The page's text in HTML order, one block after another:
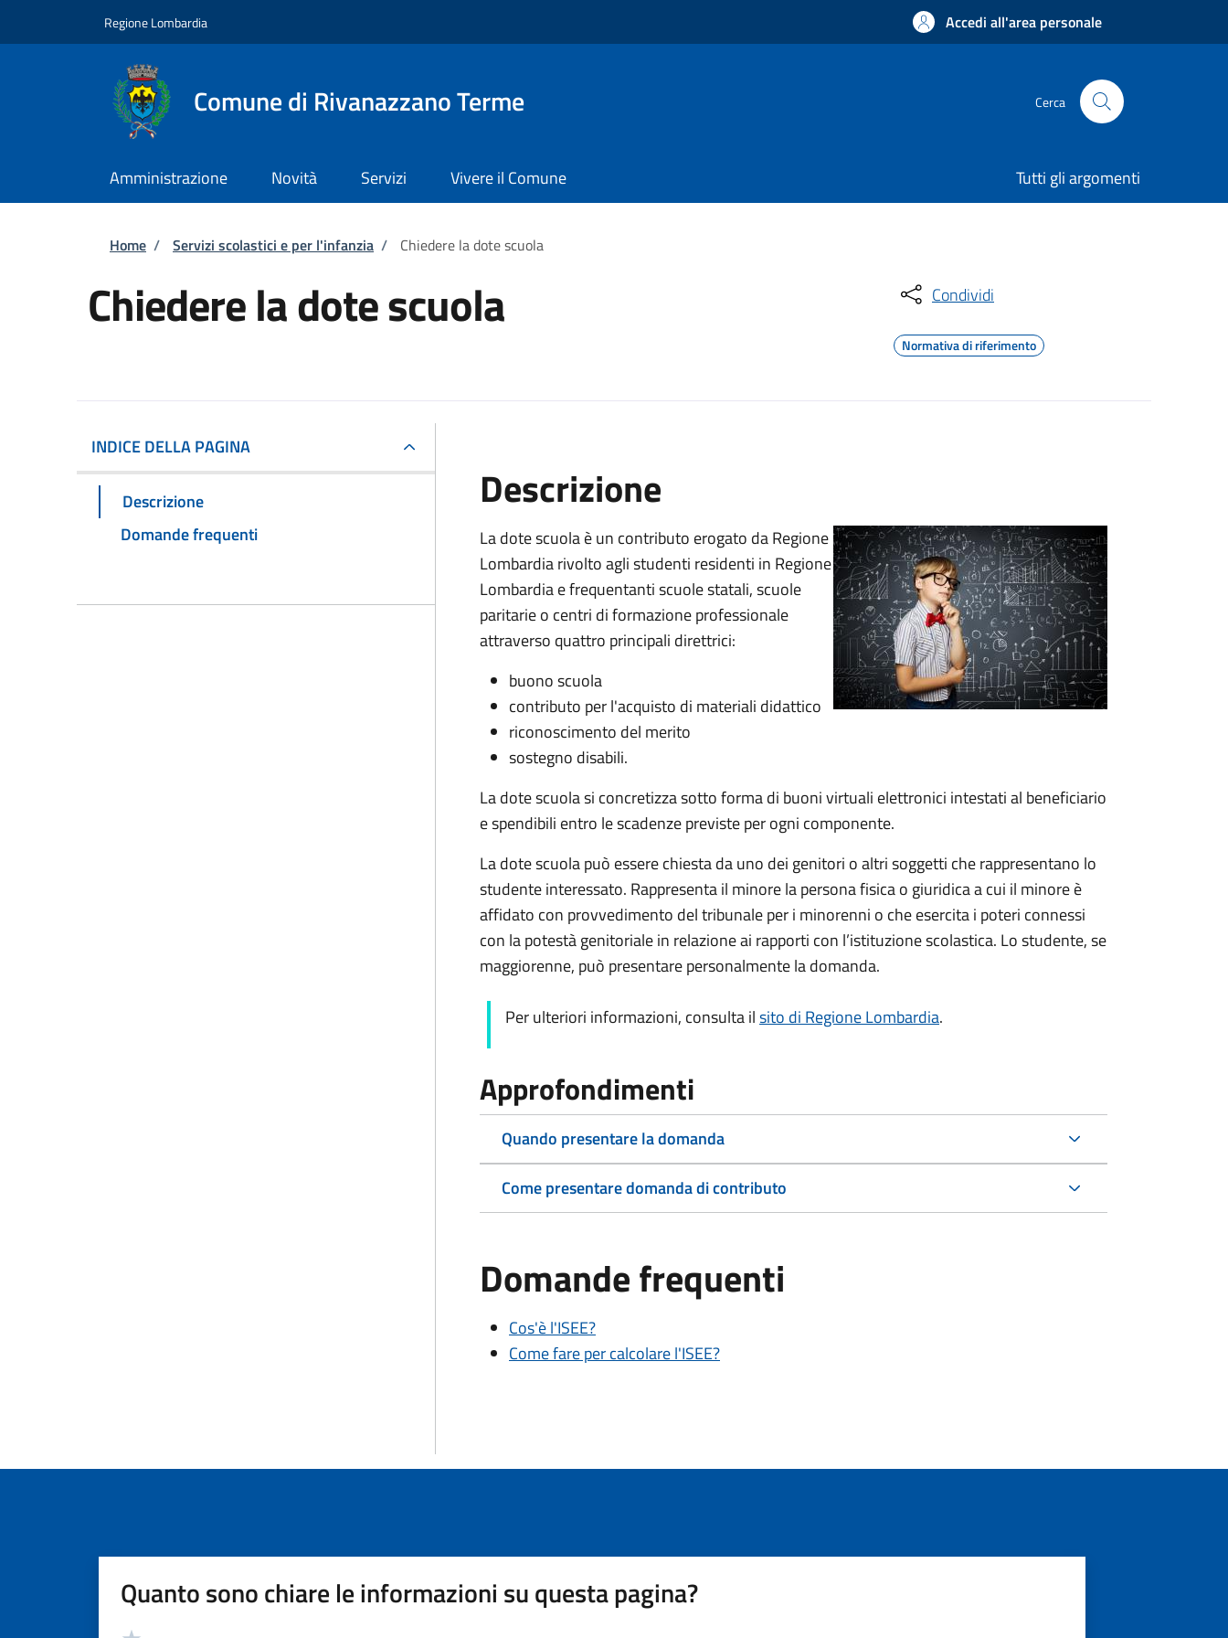
Regione Lombardia Accedi all'area personale
Comune di Rivanazzano Terme Cerca
Amministrazione Novità Servizi Vivere il Comune Tutti gli argomenti
Briciole di pane
Home / Servizi scolastici e per l'infanzia / Chiedere la dote scuola
Chiedere la dote scuola Condividi
Normativa di riferimento
INDICE DELLA PAGINA
Descrizione
Domande frequenti
Descrizione
La dote scuola è un contributo erogato da Regione
Lombardia rivolto agli studenti residenti in Regione
Lombardia e frequentanti scuole statali, scuole
paritarie o centri di formazione professionale
attraverso quattro principali direttrici:
buono scuola
contributo per l'acquisto di materiali didattico
riconoscimento del merito
sostegno disabili.
La dote scuola si concretizza sotto forma di buoni virtuali elettronici intestati al beneficiario
e spendibili entro le scadenze previste per ogni componente.
La dote scuola può essere chiesta da uno dei genitori o altri soggetti che rappresentano lo
studente interessato. Rappresenta il minore la persona fisica o giuridica a cui il minore è
affidato con provvedimento del tribunale per i minorenni o che esercita i poteri connessi
con la potestà genitoriale in relazione ai rapporti con l’istituzione scolastica. Lo studente, se
maggiorenne, può presentare personalmente la domanda.
Per ulteriori informazioni, consulta ilsito di Regione Lombardia.
Approfondimenti
Quando presentare la domanda
Come presentare domanda di contributo
Domande frequenti
Cos'è l'ISEE?
Come fare per calcolare l'ISEE?
Quanto sono chiare le informazioni su questa pagina?
Valutazione